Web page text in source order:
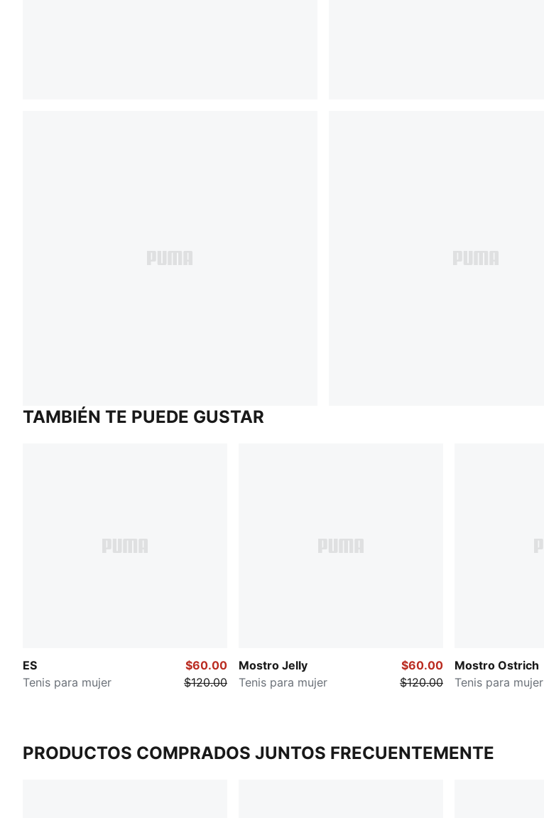
TAMBIÉN TE PUEDE GUSTAR
ES
Tenis para mujer
$60.00
$120.00
Mostro Jelly
Tenis para mujer
$60.00
$120.00
Mostro Ostrich
Tenis para mujer
PRODUCTOS COMPRADOS JUNTOS FRECUENTEMENTE